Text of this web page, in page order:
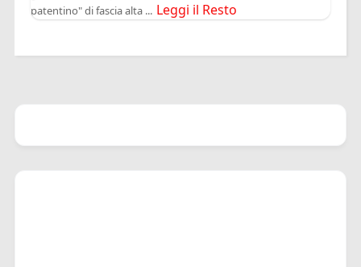
patentino" di fascia alta ... Leggi il Resto